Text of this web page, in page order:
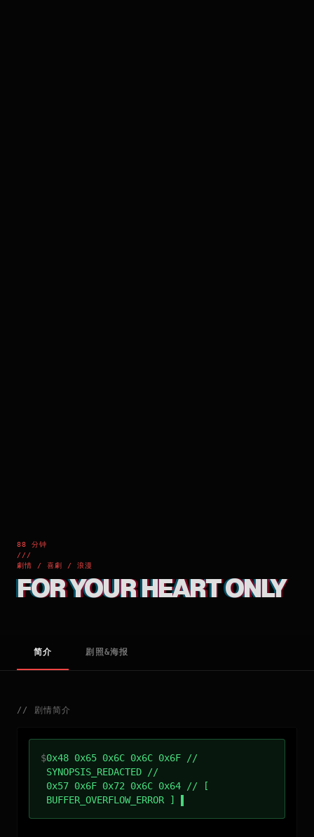
88 分钟
///
劇情 / 喜劇 / 浪漫
FOR YOUR HEART ONLY
简介 剧照&海报
// 剧情简介
$0x48 0x65 0x6C 0x6C 0x6F //
SYNOPSIS_REDACTED //
0x57 0x6F 0x72 0x6C 0x64 // [
BUFFER_OVERFLOW_ERROR ]